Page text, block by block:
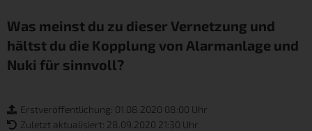
Was meinst du zu dieser Vernetzung und
hältst du die Kopplung von Alarmanlage und
Nuki für sinnvoll?
Erstveröffentlichung: 01.08.2020 08:00 Uhr
Zuletzt aktualisiert: 28.09.2020 21:30 Uhr